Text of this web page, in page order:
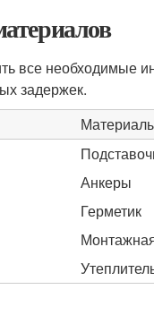
все необходимые
задержек.
Анкеры
Герметик